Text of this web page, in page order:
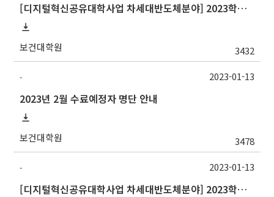
[디지털혁신공유대학사업 차세대반도체분야] 2023학년도 1학기 중앙대학교 학점교류 수학 안내
보건대학원 3432
-
2023년 2월 수료예정자 명단 안내
보건대학원 3478
2023-01-13
-
[디지털혁신공유대학사업 차세대반도체분야] 2023학년도 1학기 포항공과대학교 교류 수학 안내
2023-01-13